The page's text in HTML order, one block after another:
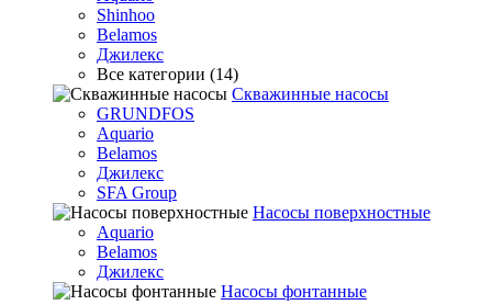
Shinhoo
Belamos
Джилекс
Все категории (14)
Скважинные насосы
GRUNDFOS
Aquario
Belamos
Джилекс
SFA Group
Насосы поверхностные
Aquario
Belamos
Джилекс
Насосы фонтанные